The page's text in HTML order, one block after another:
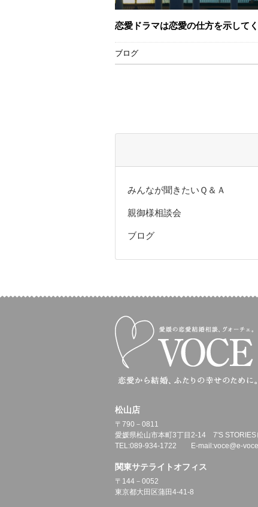
恋愛ドラマは恋愛の仕方を示して
ブログ
みんなが聞きたいＱ＆Ａ
親御様相談会
ブログ
松山店
〒790－0811
愛媛県松山市本町3丁目2-14 7'S
TEL:089-934-1722 E-mail:voce@e-
関東サテライトオフィス
〒144－0052
東京都大田区蒲田4-41-8